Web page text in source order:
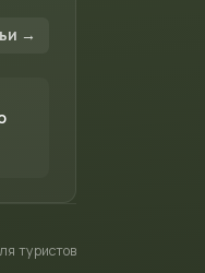
→
туристов